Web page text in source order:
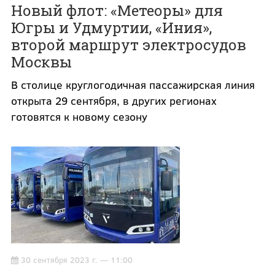
Новый флот: «Метеоры» для
Югры и Удмуртии, «Иния»,
второй маршрут электросудов
Москвы
В столице круглогодичная пассажирская линия
открыта 29 сентября, в других регионах
готовятся к новому сезону
30 сентября 2023 г. — 11:00